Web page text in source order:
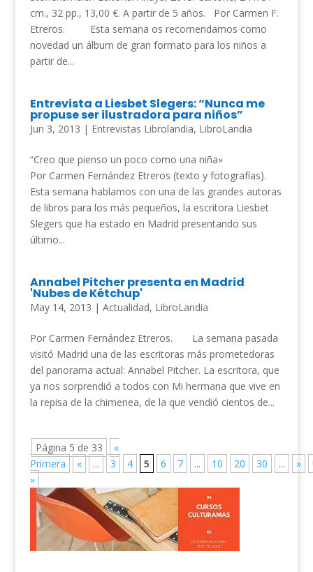
cm., 32 pp., 13,00 €. A partir de 5 años. Por Carmen F.
Etreros. Esta semana os recomendamos como
novedad un álbum de gran formato para los niños a
partir de...
Entrevista a Liesbet Slegers: “Nunca me
propuse ser ilustradora para niños”
Jun 3, 2013 | Entrevistas Librolandia, LibroLandia
“Creo que pienso un poco como una niña»
Por Carmen Fernández Etreros (texto y fotografías).
Esta semana hablamos con una de las grandes autoras
de libros para los más pequeños, la escritora Liesbet
Slegers que ha estado en Madrid presentando sus
último...
Annabel Pitcher presenta en Madrid
'Nubes de Kétchup'
May 14, 2013 | Actualidad, LibroLandia
Por Carmen Fernández Etreros. La semana pasada
visitó Madrid una de las escritoras más prometedoras
del panorama actual: Annabel Pitcher. La escritora, que
ya nos sorprendió a todos con Mi hermana que vive en
la repisa de la chimenea, de la que vendió cientos de...
Página 5 de 33
«
Primera
« ... 3 4 5 6 7 ... 10 20 30 ... »
»